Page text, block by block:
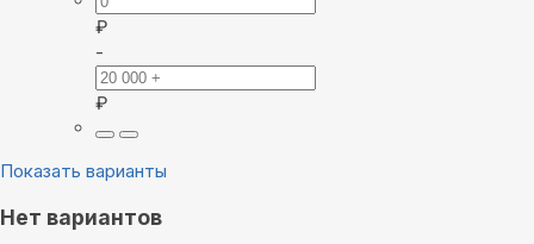
₽
-
₽
Показать варианты
Нет вариантов